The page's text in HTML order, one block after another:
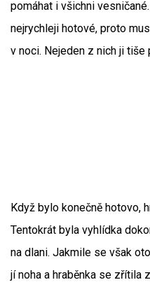
pomáhat i všichni
nejrychleji hotové, proto
v noci. Nejeden z nich ji tiše
Když bylo konečně hotovo,
Tentokrát byla vyhlídka
na dlani. Jakmile se však
jí noha a hraběnka se zřítila